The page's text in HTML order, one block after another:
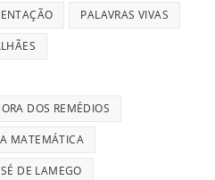
PALAVRAS VIVAS
DOS REMÉDIOS
MATEMÁTICA
SÉ DE LAMEGO